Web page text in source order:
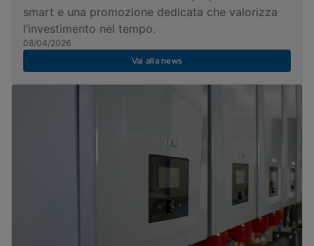
smart e una promozione dedicata che valorizza
l’investimento nel tempo.
08/04/2026
Vai alla news